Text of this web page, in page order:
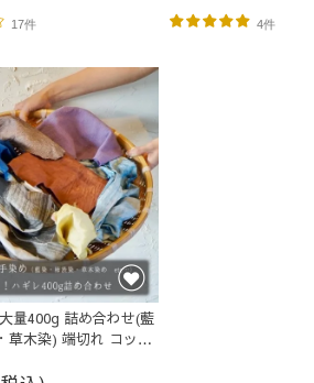
17件 4件
量400g 詰め合わせ(藍
草木染) 端切れ コット